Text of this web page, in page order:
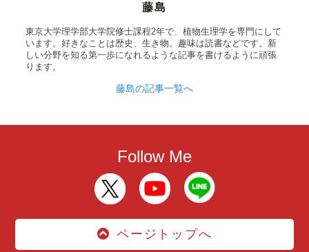
藤島
東京大学理学部大学院修士課程2年で、植物生理学を専門にして
います。好きなことは歴史、生き物。趣味は読書などです。新
しい分野を知る第一歩になれるような記事を書けるように頑張
ります。
藤島の記事一覧へ
Follow Me
ページトップへ